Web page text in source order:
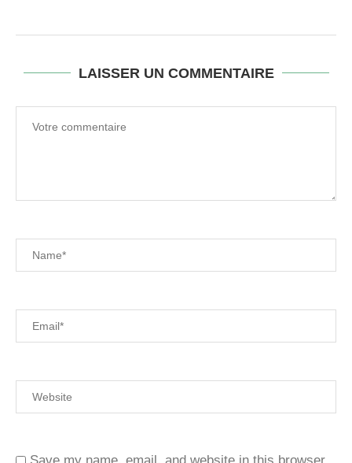
LAISSER UN COMMENTAIRE